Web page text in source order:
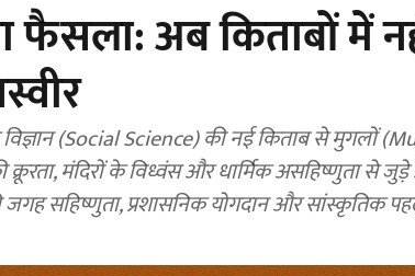
फैसला: अब किताबों में
Science) की नई किताब से मुगलों (Mughals) और दिल्ली
मंदिरों के विध्वंस और धार्मिक असहिष्णुता से
जगह सहिष्णुता, प्रशासनिक योगदान और सांस्कृतिक